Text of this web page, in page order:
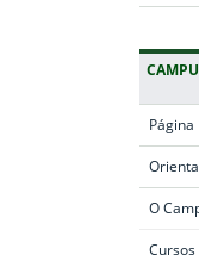
Página
O
Cursos